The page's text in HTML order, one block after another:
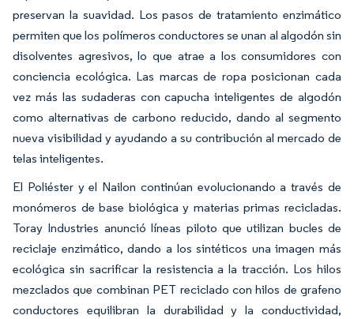
preservan la suavidad. Los pasos de tratamiento enzimático
permiten que los polímeros conductores se unan al algodón sin
disolventes agresivos, lo que atrae a los consumidores con
conciencia ecológica. Las marcas de ropa posicionan cada
vez más las sudaderas con capucha inteligentes de algodón
como alternativas de carbono reducido, dando al segmento
nueva visibilidad y ayudando a su contribución al mercado de
telas inteligentes.
El Poliéster y el Nailon continúan evolucionando a través de
monómeros de base biológica y materias primas recicladas.
Toray Industries anunció líneas piloto que utilizan bucles de
reciclaje enzimático, dando a los sintéticos una imagen más
ecológica sin sacrificar la resistencia a la tracción. Los hilos
mezclados que combinan PET reciclado con hilos de grafeno
conductores equilibran la durabilidad y la conductividad,